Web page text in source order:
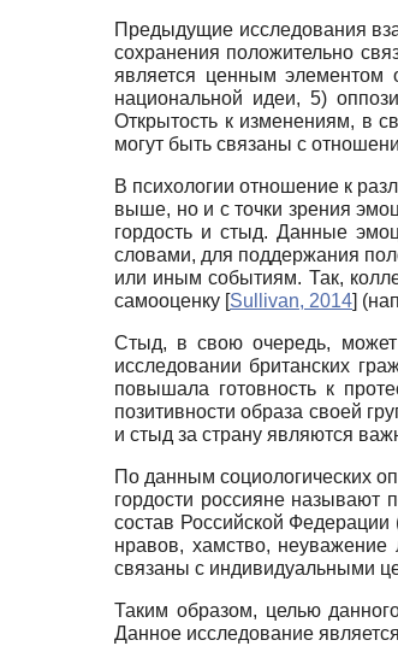
Предыдущие исследования
сохранения положительно
является ценным элементом
национальной идеи, 5)
Открытость к изменениям, в
могут быть связаны с
В психологии отношение к
выше, но и с точки зрения
гордость и стыд. Данные
словами, для поддержания
или иным событиям. Так,
самооценку [Sullivan, 2014]
Стыд, в свою очередь, может
исследовании британских
повышала готовность к
позитивности образа своей
и стыд за страну являются
По данным социологических
гордости россияне
состав Российской
нравов, хамство, неуважение
связаны с индивидуальными
Таким образом, целью
Данное исследование